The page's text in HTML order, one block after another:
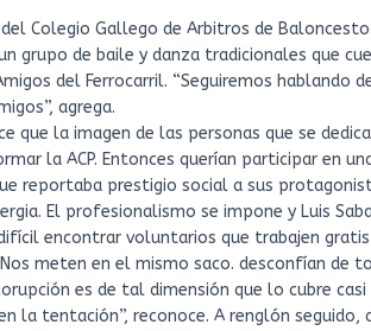
Colegio Gallego de Arbitros de
grupo de baile y danza tradicionales que
del Ferrocarril. “Seguiremos hablando
agrega.
que la imagen de las personas que se
la ACP. Entonces querían participar en
reportaba prestigio social a sus
El profesionalismo se impone y Luis
encontrar voluntarios que trabajen
meten en el mismo saco. desconfían de
es de tal dimensión que lo cubre
la tentación”, reconoce. A renglón